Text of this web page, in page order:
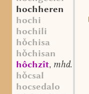
hochheren
hochi
hochili
hchisa
hchisan
hôchzît, mhd. st. f.
hcsal
hocsedalo